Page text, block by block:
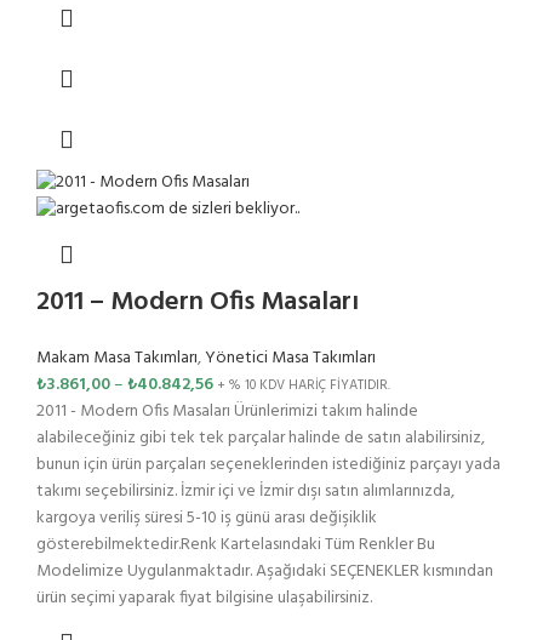
2011 – Modern Ofis Masaları
Makam Masa Takımları,Yönetici Masa Takımları
₺3.861,00–₺40.842,56 + % 10 KDV HARİÇ FİYATIDIR.
2011 - Modern Ofis Masaları Ürünlerimizi takım halinde
alabileceğiniz gibi tek tek parçalar halinde de satın alabilirsiniz,
bunun için ürün parçaları seçeneklerinden istediğiniz parçayı yada
takımı seçebilirsiniz. İzmir içi ve İzmir dışı satın alımlarınızda,
kargoya veriliş süresi 5-10 iş günü arası değişiklik
gösterebilmektedir.Renk Kartelasındaki Tüm Renkler Bu
Modelimize Uygulanmaktadır. Aşağıdaki SEÇENEKLER kısmından
ürün seçimi yaparak fiyat bilgisine ulaşabilirsiniz.